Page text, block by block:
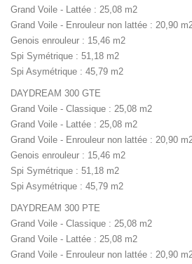
Grand Voile - Lattée : 25,08 m2
Grand Voile - Enrouleur non lattée : 20,90
Genois enrouleur : 15,46 m2
Spi Symétrique : 51,18 m2
Spi Asymétrique : 45,79 m2
DAYDREAM 300 GTE
Grand Voile - Classique : 25,08 m2
Grand Voile - Lattée : 25,08 m2
Grand Voile - Enrouleur non lattée : 20,90
Genois enrouleur : 15,46 m2
Spi Symétrique : 51,18 m2
Spi Asymétrique : 45,79 m2
DAYDREAM 300 PTE
Grand Voile - Classique : 25,08 m2
Grand Voile - Lattée : 25,08 m2
Grand Voile - Enrouleur non lattée : 20,90